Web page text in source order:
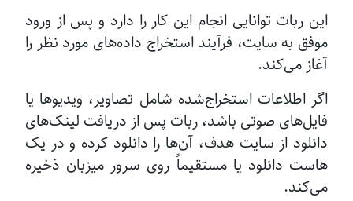
این ربات توانایی انجام این کار را دارد و پس از ورود
موفق به سایت، فرآیند استخراج داده‌های مورد نظر را
آغاز می‌کند.
اگر اطلاعات استخراج‌شده شامل تصاویر، ویدیوها یا
فایل‌های صوتی باشد، ربات پس از دریافت لینک‌های
دانلود از سایت هدف، آن‌ها را دانلود کرده و در یک
هاست دانلود یا مستقیماً روی سرور میزبان ذخیره
می‌کند.